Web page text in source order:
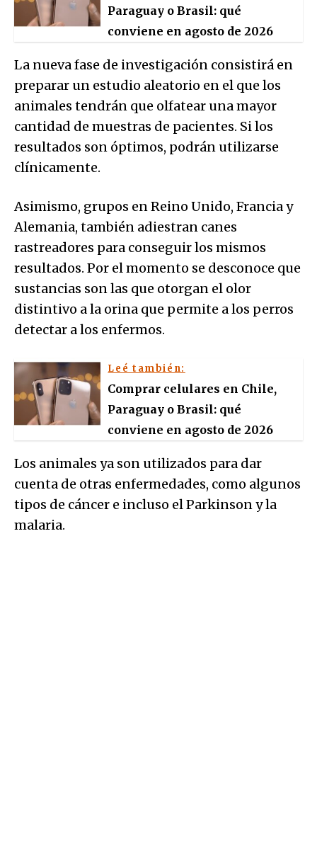
Paraguay o Brasil: qué
conviene en agosto de 2026
La nueva fase de investigación consistirá en
preparar un estudio aleatorio en el que los
animales tendrán que olfatear una mayor
cantidad de muestras de pacientes. Si los
resultados son óptimos, podrán utilizarse
clínicamente.
Asimismo, grupos en Reino Unido, Francia y
Alemania, también adiestran canes
rastreadores para conseguir los mismos
resultados. Por el momento se desconoce que
sustancias son las que otorgan el olor
distintivo a la orina que permite a los perros
detectar a los enfermos.
Leé también:
Comprar celulares en Chile,
Paraguay o Brasil: qué
conviene en agosto de 2026
Los animales ya son utilizados para dar
cuenta de otras enfermedades, como algunos
tipos de cáncer e incluso el Parkinson y la
malaria.